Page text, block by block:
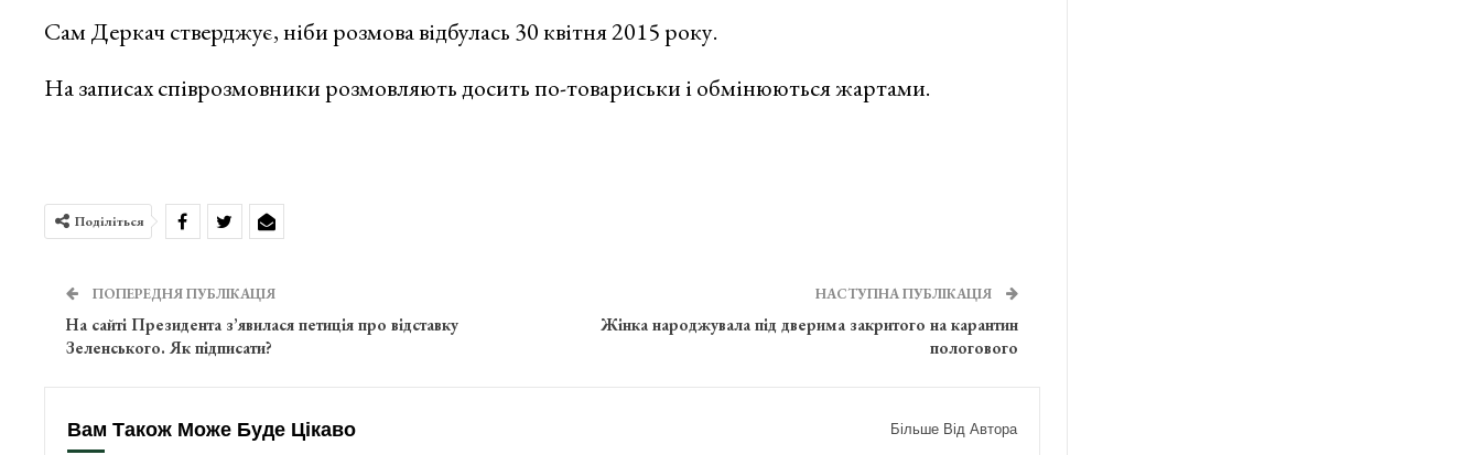
Сам Деркач стверджує, ніби розмова відбулась 30 квітня 2015 року.
На записах співрозмовники розмовляють досить по-товариськи і обмінюються жартами.
Поділіться
ПОПЕРЕДНЯ ПУБЛІКАЦІЯ
На сайті Президента з’явилася петиція про відставку
Зеленського. Як підписати?
НАСТУПНА ПУБЛІКАЦІЯ
Жінка народжувала під дверима закритого на карантин
пологового
Вам Також Може Буде Цікаво Більше Від Автора